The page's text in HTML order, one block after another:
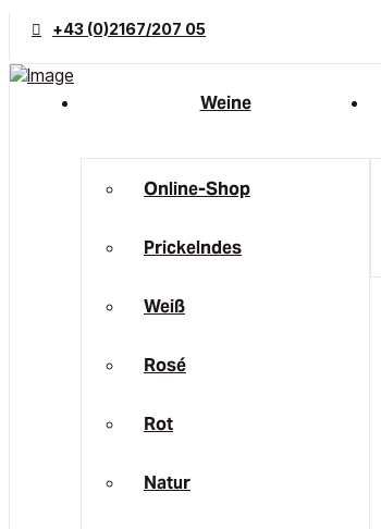
+43 (0)2167/207 05
Weine
Online-Shop
Prickelndes
Weiß
Rosé
Rot
Natur